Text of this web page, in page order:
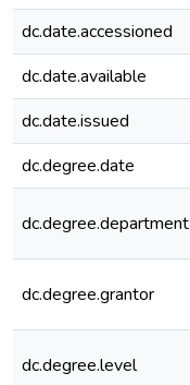
dc.date.accessioned
dc.date.available
dc.date.issued
dc.degree.date
dc.degree.department
dc.degree.grantor
dc.degree.level